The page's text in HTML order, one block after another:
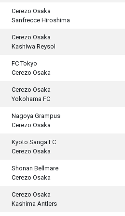
Cerezo Osaka
Sanfrecce Hiroshima
Cerezo Osaka
Kashiwa Reysol
FC Tokyo
Cerezo Osaka
Cerezo Osaka
Yokohama FC
Nagoya Grampus
Cerezo Osaka
Kyoto Sanga FC
Cerezo Osaka
Shonan Bellmare
Cerezo Osaka
Cerezo Osaka
Kashima Antlers